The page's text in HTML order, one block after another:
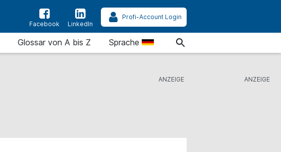
Facebook LinkedIn
Profi-Account Login
Glossar von A bis Z Sprache